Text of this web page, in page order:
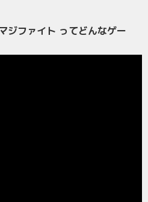
ジファイト ってどんなゲー